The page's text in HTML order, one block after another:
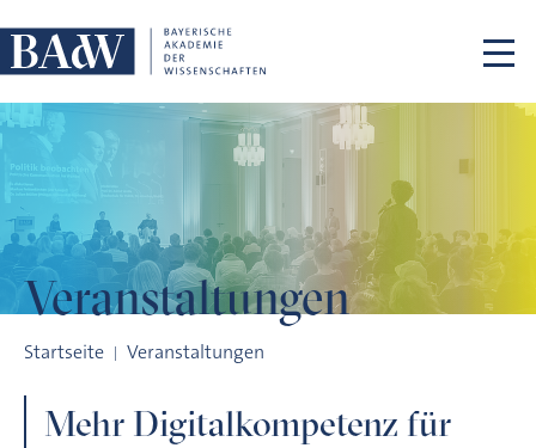
Veranstaltungen
Startseite Veranstaltungen
Mehr Digitalkompetenz für